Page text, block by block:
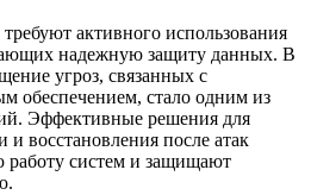
активного использования
надежную защиту данных. В
угроз, связанных с
обеспечением, стало одним из
Эффективные решения для
и восстановления после атак
работу систем и защищают